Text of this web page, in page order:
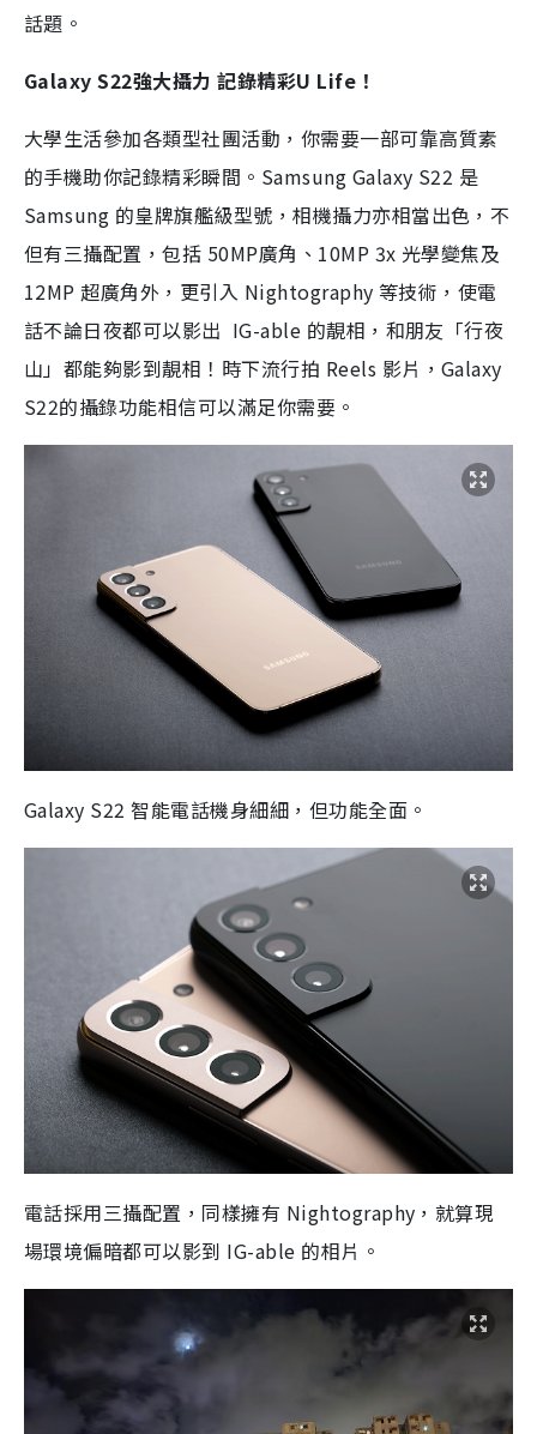
話題。
Galaxy S22強大攝力 記錄精彩U Life！
大學生活參加各類型社團活動，你需要一部可靠高質素
的手機助你記錄精彩瞬間。Samsung Galaxy S22 是
Samsung 的皇牌旗艦級型號，相機攝力亦相當出色，不
但有三攝配置，包括 50MP廣角、10MP 3x 光學變焦及
12MP 超廣角外，更引入 Nightography 等技術，使電
話不論日夜都可以影出 IG-able 的靚相，和朋友「行夜
山」都能夠影到靚相！時下流行拍 Reels 影片，Galaxy
S22的攝錄功能相信可以滿足你需要。
Galaxy S22 智能電話機身細細，但功能全面。
電話採用三攝配置，同樣擁有 Nightography，就算現
場環境偏暗都可以影到 IG-able 的相片。